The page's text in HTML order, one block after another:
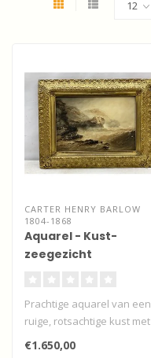
CARTER HENRY BARLOW
1804-1868
Aquarel - Kust-
zeegezicht
Prachtige aquarel van een
ruige, rotsachtige kust met
strijklicht door Henry Bar..
€1.650,00